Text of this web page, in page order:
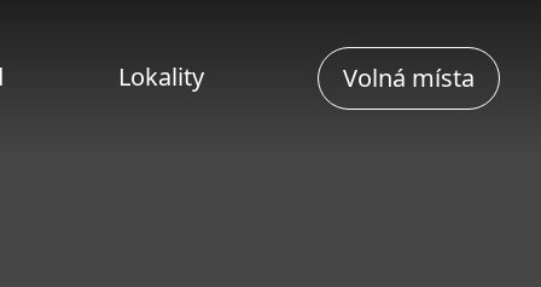
Lokality Volná místa